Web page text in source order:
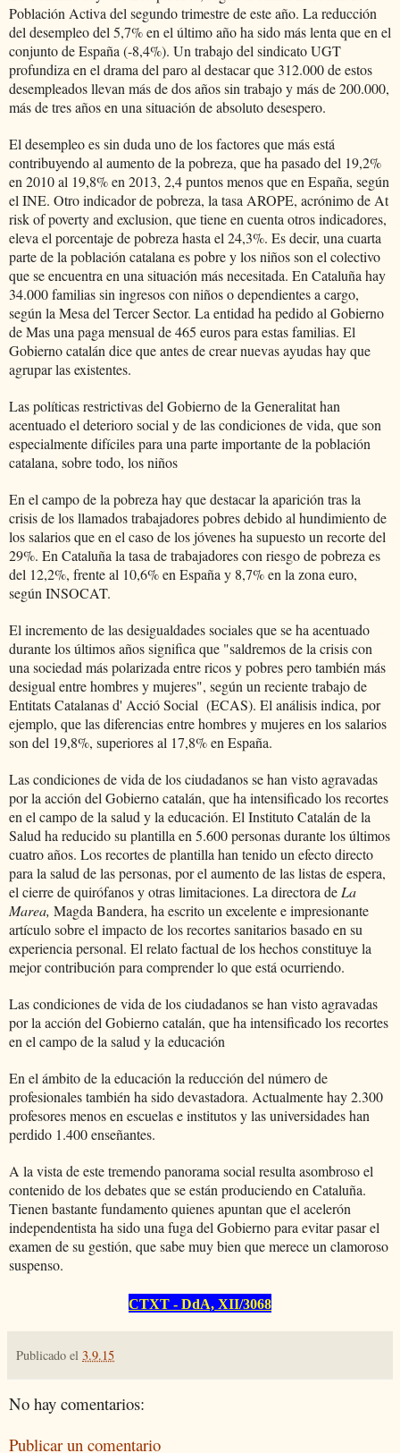
Población Activa del segundo trimestre de este año. La reducción
del desempleo del 5,7% en el último año ha sido más lenta que en el
conjunto de España (-8,4%). Un trabajo del sindicato UGT
profundiza en el drama del paro al destacar que 312.000 de estos
desempleados llevan más de dos años sin trabajo y más de 200.000,
más de tres años en una situación de absoluto desespero.
El desempleo es sin duda uno de los factores que más está
contribuyendo al aumento de la pobreza, que ha pasado del 19,2%
en 2010 al 19,8% en 2013, 2,4 puntos menos que en España, según
el INE. Otro indicador de pobreza, la tasa AROPE, acrónimo de At
risk of poverty and exclusion, que tiene en cuenta otros indicadores,
eleva el porcentaje de pobreza hasta el 24,3%. Es decir, una cuarta
parte de la población catalana es pobre y los niños son el colectivo
que se encuentra en una situación más necesitada. En Cataluña hay
34.000 familias sin ingresos con niños o dependientes a cargo,
según la Mesa del Tercer Sector. La entidad ha pedido al Gobierno
de Mas una paga mensual de 465 euros para estas familias. El
Gobierno catalán dice que antes de crear nuevas ayudas hay que
agrupar las existentes.
Las políticas restrictivas del Gobierno de la Generalitat han
acentuado el deterioro social y de las condiciones de vida, que son
especialmente difíciles para una parte importante de la población
catalana, sobre todo, los niños
En el campo de la pobreza hay que destacar la aparición tras la
crisis de los llamados trabajadores pobres debido al hundimiento de
los salarios que en el caso de los jóvenes ha supuesto un recorte del
29%. En Cataluña la tasa de trabajadores con riesgo de pobreza es
del 12,2%, frente al 10,6% en España y 8,7% en la zona euro,
según INSOCAT.
El incremento de las desigualdades sociales que se ha acentuado
durante los últimos años significa que "saldremos de la crisis con
una sociedad más polarizada entre ricos y pobres pero también más
desigual entre hombres y mujeres", según un reciente trabajo de
Entitats Catalanas d' Acció Social (ECAS). El análisis indica, por
ejemplo, que las diferencias entre hombres y mujeres en los salarios
son del 19,8%, superiores al 17,8% en España.
Las condiciones de vida de los ciudadanos se han visto agravadas
por la acción del Gobierno catalán, que ha intensificado los recortes
en el campo de la salud y la educación. El Instituto Catalán de la
Salud ha reducido su plantilla en 5.600 personas durante los últimos
cuatro años. Los recortes de plantilla han tenido un efecto directo
para la salud de las personas, por el aumento de las listas de espera,
el cierre de quirófanos y otras limitaciones. La directora de La
Marea, Magda Bandera, ha escrito un excelente e impresionante
artículo sobre el impacto de los recortes sanitarios basado en su
experiencia personal. El relato factual de los hechos constituye la
mejor contribución para comprender lo que está ocurriendo.
Las condiciones de vida de los ciudadanos se han visto agravadas
por la acción del Gobierno catalán, que ha intensificado los recortes
en el campo de la salud y la educación
En el ámbito de la educación la reducción del número de
profesionales también ha sido devastadora. Actualmente hay 2.300
profesores menos en escuelas e institutos y las universidades han
perdido 1.400 enseñantes.
A la vista de este tremendo panorama social resulta asombroso el
contenido de los debates que se están produciendo en Cataluña.
Tienen bastante fundamento quienes apuntan que el acelerón
independentista ha sido una fuga del Gobierno para evitar pasar el
examen de su gestión, que sabe muy bien que merece un clamoroso
suspenso.
CTXT - DdA, XII/3068
Publicado el 3.9.15
No hay comentarios:
Publicar un comentario